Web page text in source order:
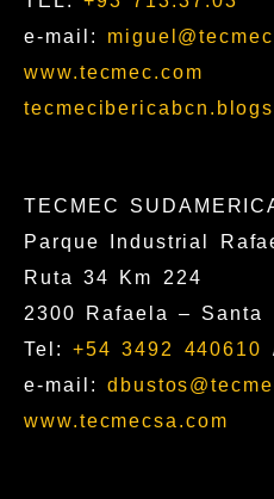
e-mail:
www.tecmec.com
TECMEC
Parque Industrial
Ruta 34 Km 224
2300 Rafaela – Santa
Tel:+54 3492 440610
e-mail:
www.tecmecsa.com